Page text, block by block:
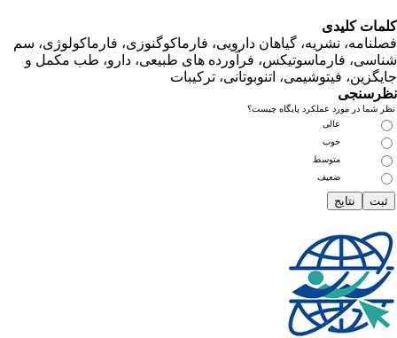
کلیدی
نشریه، گیاهان دارویی، فارماکوگنوزی، فارماکولوژی، سم
فارماسوتیکس، فرآورده های طبیعی، دارو، طب مکمل و
فیتوشیمی، اتنوبوتانی، ترکیبات
در مورد عملکرد پایگاه چیست؟
متوسط
ضعیف